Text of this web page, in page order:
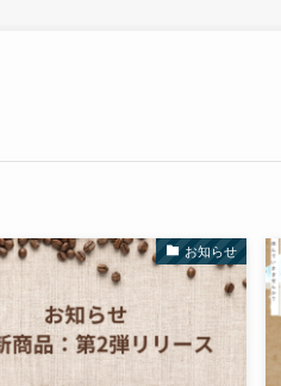
お知らせ